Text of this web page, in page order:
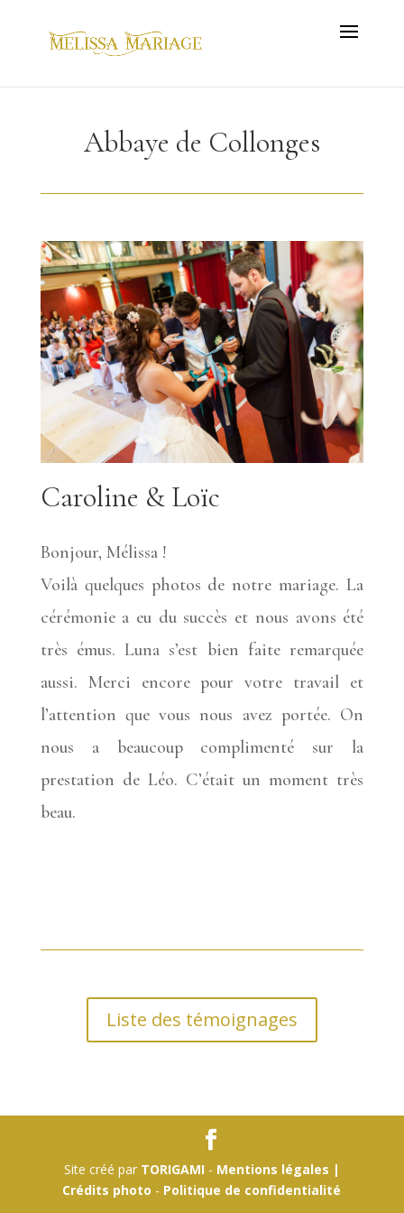
Abbaye de Collonges
Caroline & Loïc
Bonjour, Mélissa !
Voilà quelques photos de notre mariage. La
cérémonie a eu du succès et nous avons été
très émus. Luna s’est bien faite remarquée
aussi. Merci encore pour votre travail et
l’attention que vous nous avez portée. On
nous a beaucoup complimenté sur la
prestation de Léo. C’était un moment très
beau.
Liste des témoignages
Site créé par TORIGAMI- Mentions légales |
Crédits photo - Politique de confidentialité